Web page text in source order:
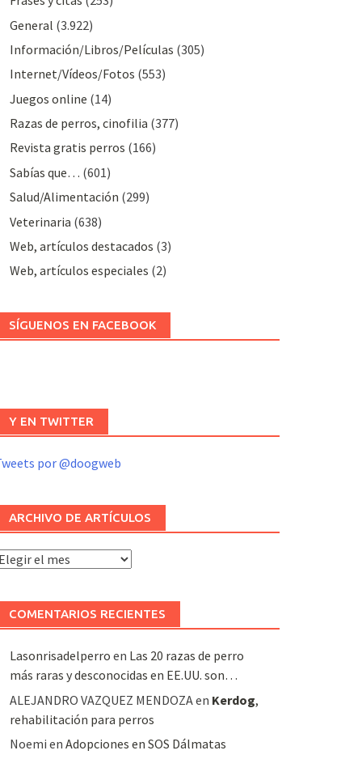
General (3.922)
Información/Libros/Películas (305)
Internet/Vídeos/Fotos (553)
Juegos online (14)
Razas de perros, cinofilia (377)
Revista gratis perros (166)
Sabías que… (601)
Salud/Alimentación (299)
Veterinaria (638)
Web, artículos destacados (3)
Web, artículos especiales (2)
SÍGUENOS EN FACEBOOK
Y EN TWITTER
por @doogweb
ARCHIVO DE ARTÍCULOS
Archivo
COMENTARIOS RECIENTES
Lasonrisadelperro en Las 20 razas de perro
más raras y desconocidas en EE.UU. son…
ALEJANDRO VAZQUEZ MENDOZAen Kerdog,
rehabilitación para perros
Noemi en Adopciones en SOS Dálmatas